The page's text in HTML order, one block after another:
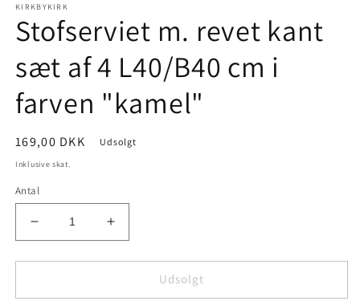
KIRKBYKIRK
Stofserviet m. revet kant
sæt af 4 L40/B40 cm i
farven "kamel"
Normalpris
169,00 DKK Udsolgt
Inklusive skat.
Antal
Reducer
antallet
for
m.
Øg
antallet
for
Stofserviet
m.
Udsolgt